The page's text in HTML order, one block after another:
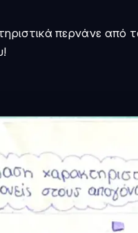
περνάνε από